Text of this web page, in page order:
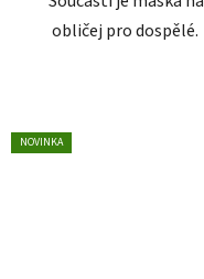
obličej pro dospělé.
NOVINKA